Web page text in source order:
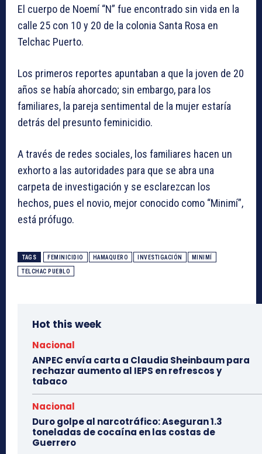
El cuerpo de Noemí “N” fue encontrado sin vida en la
calle 25 con 10 y 20 de la colonia Santa Rosa en
Telchac Puerto.
Los primeros reportes apuntaban a que la joven de 20
años se había ahorcado; sin embargo, para los
familiares, la pareja sentimental de la mujer estaría
detrás del presunto feminicidio.
A través de redes sociales, los familiares hacen un
exhorto a las autoridades para que se abra una
carpeta de investigación y se esclarezcan los
hechos, pues el novio, mejor conocido como “Minimí”,
está prófugo.
TAGS FEMINICIDIO HAMAQUERO INVESTIGACIÓN MINIMÍ
TELCHAC PUEBLO
Hot this week
Nacional
ANPEC envía carta a Claudia Sheinbaum para
rechazar aumento al IEPS en refrescos y
tabaco
Nacional
Duro golpe al narcotráfico: Aseguran 1.3
toneladas de cocaína en las costas de
Guerrero